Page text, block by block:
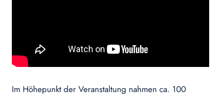
Im Höhepunkt der Veranstaltung nahmen ca. 100